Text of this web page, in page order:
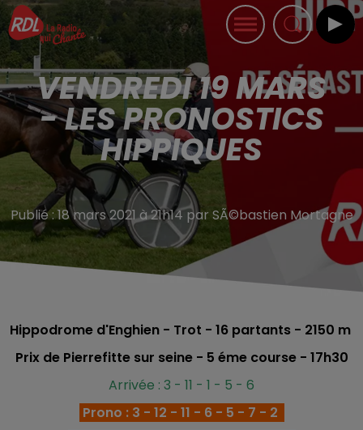
VENDREDI 19 MARS
- LES PRONOSTICS
HIPPIQUES
Publié : 18 mars 2021 à 21h14 par SÃ©bastien Mortagne
Hippodrome d'Enghien - Trot - 16 partants - 2150 m
Prix de Pierrefitte sur seine - 5 éme course- 17h30
Arrivée : 3 - 11 - 1 - 5 - 6
Prono : 3 - 12 - 11 - 6 - 5 - 7 - 2